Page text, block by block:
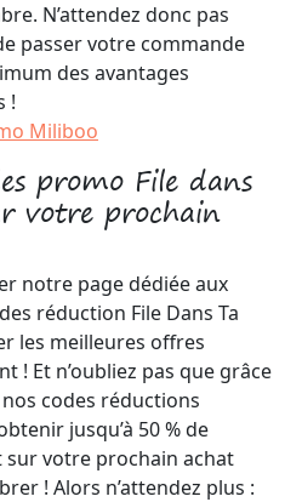
N’attendez donc pas
passer votre commande
des avantages
!
Miliboo
promo File dans
votre prochain
notre page dédiée aux
réduction File Dans Ta
les meilleures offres
! Et n’oubliez pas que grâce
codes réductions
jusqu’à 50 % de
votre prochain achat
! Alors n’attendez plus :